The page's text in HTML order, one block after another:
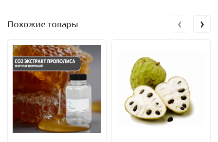
Цвет и запах: масло желто-оранжевого цвета, приобретающее
запахом, имеющим приятную легкую фруктовую ноту
Жирнокислотный состав:
Пальмитиновая кислота 9-10%
Стеариновая кислота 5-8%
Похожие товары ‹ ›